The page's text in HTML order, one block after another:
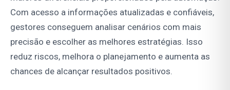
Com acesso a informações atualizadas e confiáveis,
gestores conseguem analisar cenários com mais
precisão e escolher as melhores estratégias. Isso
reduz riscos, melhora o planejamento e aumenta as
chances de alcançar resultados positivos.